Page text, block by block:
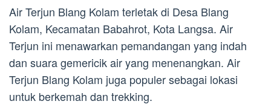
Air Terjun Blang Kolam terletak di Desa Blang
Kolam, Kecamatan Babahrot, Kota Langsa. Air
Terjun ini menawarkan pemandangan yang indah
dan suara gemericik air yang menenangkan. Air
Terjun Blang Kolam juga populer sebagai lokasi
untuk berkemah dan trekking.